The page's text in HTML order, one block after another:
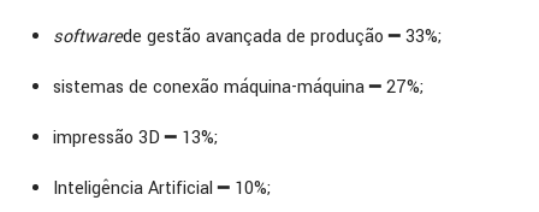
softwarede gestão avançada de produção ━ 33%;
sistemas de conexão máquina-máquina ━ 27%;
impressão 3D ━ 13%;
Inteligência Artificial ━ 10%;